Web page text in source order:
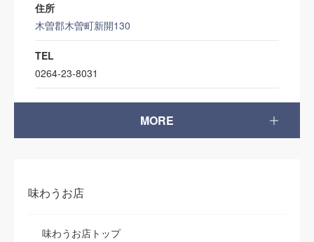
味わうお店
味わうお店トップ
住所
木曽郡木曽町新開130
TEL
0264-23-8031
MORE